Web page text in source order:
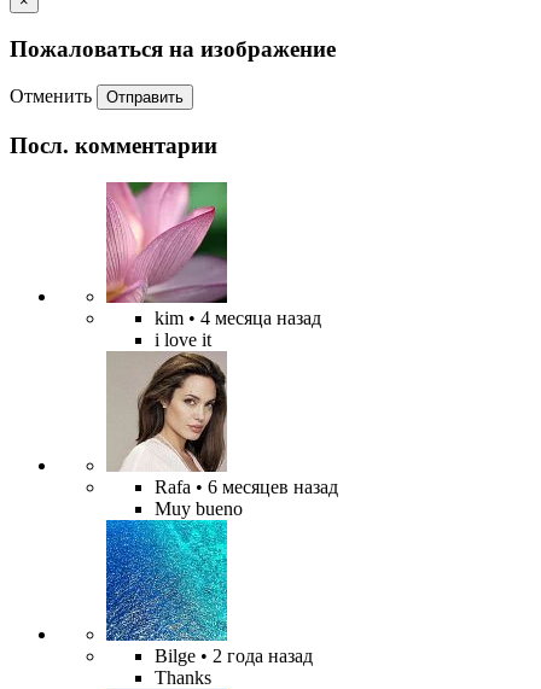
Пожаловаться на изображение
Отменить Отправить
Посл. комментарии
kim • 4 месяца назад
i love it
Rafa • 6 месяцев назад
Muy bueno
Bilge • 2 года назад
Thanks